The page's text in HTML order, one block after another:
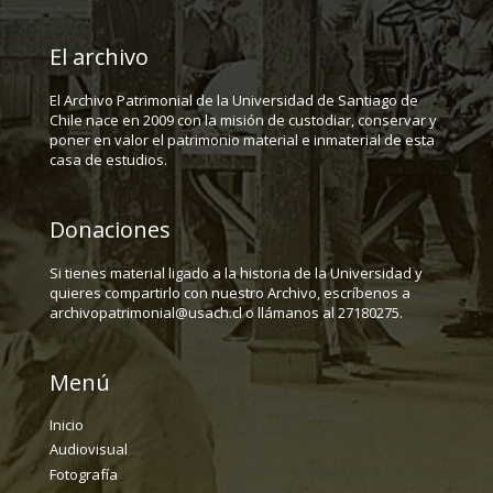
El archivo
El Archivo Patrimonial de la Universidad de Santiago de
Chile nace en 2009 con la misión de custodiar, conservar y
poner en valor el patrimonio material e inmaterial de esta
casa de estudios.
Donaciones
Si tienes material ligado a la historia de la Universidad y
quieres compartirlo con nuestro Archivo, escríbenos a
archivopatrimonial@usach.cl o llámanos al 27180275.
Menú
Inicio
Audiovisual
Fotografía